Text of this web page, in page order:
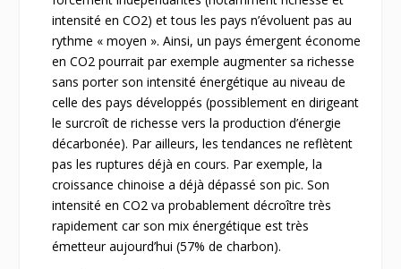
intensité en CO2) et tous les pays n’évoluent pas au
rythme « moyen ». Ainsi, un pays émergent économe
en CO2 pourrait par exemple augmenter sa richesse
sans porter son intensité énergétique au niveau de
celle des pays développés (possiblement en dirigeant
le surcroît de richesse vers la production d’énergie
décarbonée). Par ailleurs, les tendances ne reflètent
pas les ruptures déjà en cours. Par exemple, la
croissance chinoise a déjà dépassé son pic. Son
intensité en CO2 va probablement décroître très
rapidement car son mix énergétique est très
émetteur aujourd’hui (57% de charbon).